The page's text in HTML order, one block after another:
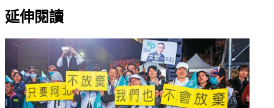
延伸閱讀